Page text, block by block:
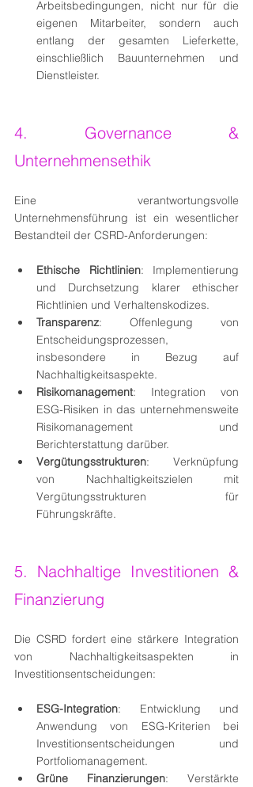
Arbeitsbedingungen, nicht nur für die
eigenen Mitarbeiter, sondern auch
entlang der gesamten Lieferkette,
einschließlich Bauunternehmen und
Dienstleister.
4. Governance &
Unternehmensethik
Eine verantwortungsvolle
Unternehmensführung ist ein wesentlicher
Bestandteil der CSRD-Anforderungen:
Ethische Richtlinien: Implementierung
und Durchsetzung klarer ethischer
Richtlinien und Verhaltenskodizes.
Transparenz: Offenlegung von
Entscheidungsprozessen,
insbesondere in Bezug auf
Nachhaltigkeitsaspekte.
Risikomanagement: Integration von
ESG-Risiken in das unternehmensweite
Risikomanagement und
Berichterstattung darüber.
Vergütungsstrukturen: Verknüpfung
von Nachhaltigkeitszielen mit
Vergütungsstrukturen für
Führungskräfte.
5. Nachhaltige Investitionen &
Finanzierung
Die CSRD fordert eine stärkere Integration
von Nachhaltigkeitsaspekten in
Investitionsentscheidungen:
ESG-Integration: Entwicklung und
Anwendung von ESG-Kriterien bei
Investitionsentscheidungen und
Portfoliomanagement.
Grüne Finanzierungen: Verstärkte